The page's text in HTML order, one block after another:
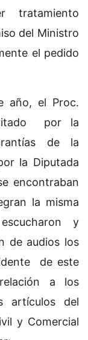
tratamiento
del Ministro
el pedido
año, el Proc.
por la
de la
la Diputada
encontraban
la misma
y
de audios los
de este
a los
artículos del
y Comercial